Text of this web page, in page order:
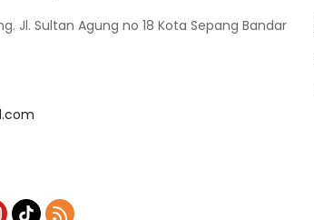
Jl. Sultan Agung no 18 Kota Sepang Bandar